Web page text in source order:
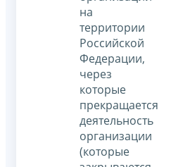
на
территории
Российской
Федерации,
через
которые
прекращается
деятельность
организации
(которые